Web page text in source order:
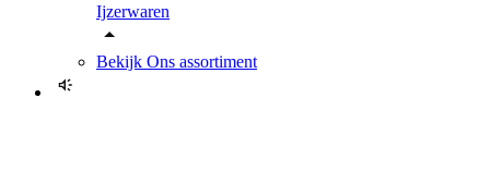
Ijzerwaren
Bekijk Ons assortiment